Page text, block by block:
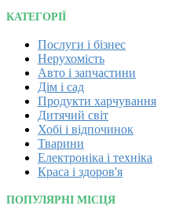
КАТЕГОРІЇ
Послуги і бізнес
Нерухомість
Авто і запчастини
Дім і сад
Продукти харчування
Дитячий світ
Хобі і відпочинок
Тварини
Електроніка і техніка
Краса і здоров'я
ПОПУЛЯРНІ МІСЦЯ